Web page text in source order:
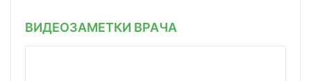
ВИДЕОЗАМЕТКИ ВРАЧА